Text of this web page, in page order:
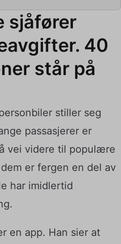
sjåfører
40
står på
stiller seg
passasjerer er
vei videre til populære
er fergen en del av
har imidlertid
en app. Han sier at